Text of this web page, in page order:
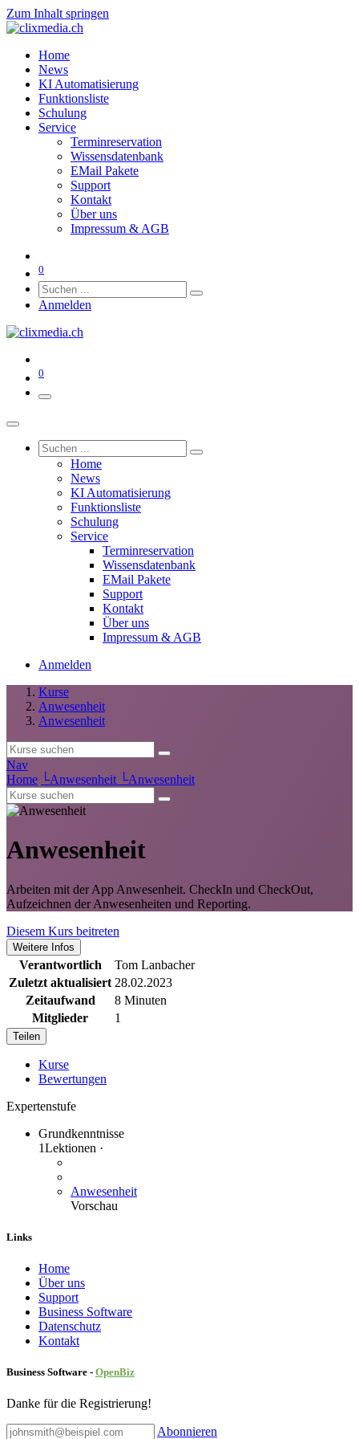
Zum Inhalt springen
Home
News
KI Automatisierung
Funktionsliste
Schulung
Service
Terminreservation
Wissensdatenbank
EMail Pakete
Support
Kontakt
Über uns
Impressum & AGB
0
Anmelden
0
Home
News
KI Automatisierung
Funktionsliste
Schulung
Service
Terminreservation
Wissensdatenbank
EMail Pakete
Support
Kontakt
Über uns
Impressum & AGB
Anmelden
Kurse
Anwesenheit
Anwesenheit
Nav
Home └Anwesenheit └Anwesenheit
Anwesenheit
Arbeiten mit der App Anwesenheit. CheckIn und CheckOut,
Aufzeichnen der Anwesenheiten und Reporting.
Diesem Kurs beitreten
Weitere Infos
Verantwortlich
Tom Lanbacher
Zuletzt aktualisiert 28.02.2023
Zeitaufwand
8 Minuten
Mitglieder
1
Teilen
Kurse
Bewertungen
Expertenstufe
Grundkenntnisse
1Lektionen ·
Anwesenheit
Vorschau
Links
Home
Über uns
Sup​port
Business Software
Datenschutz
Kontakt
Business Software - OpenBiz
Danke für die Registrierung!
Abonnieren